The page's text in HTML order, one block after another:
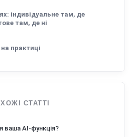
індивідуальне там, де
там, де ні
практиці
СТАТТІ
ваша AI-функція?